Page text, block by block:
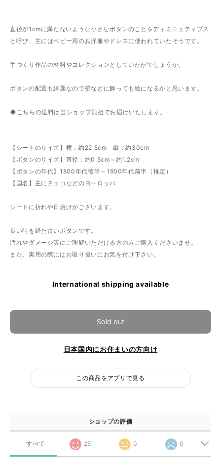
直径が1cmに満たないような小さなボタンのことをディミニュティブス
と呼び、主にはベビー用のお洋服やドレスに使われていたそうです。
手づくり作品の材料やコレクションとしていかがでしょうか。
ボタンの配置も綺麗なので壁などに飾っても絵になるかと思います。
◆こちらの送料は当ショップ負担でお届けいたします。
【シートのサイズ】横：約22.5cm 縦：約30cm
【ボタンのサイズ】直径：約0.5cm～約1.2cm
【ボタンの年代】1800年代後半～1900年代前半（推定）
【国名】主にチェコなどのヨーロッパ
シートに折れや日焼けがございます。
長い時を経た古いボタンです。
汚れやダメージ等にご理解いただける方のみご購入くださいませ。
また、実用の際にはお取り扱いにお気を付け下さい。
International shipping available
Sold out
日本国内にお住まいの方向け
この商品をアプリで見る
ショップの評価
すべて 251 0 0